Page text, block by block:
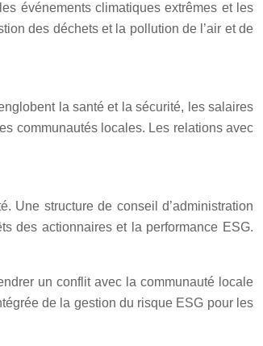
événements climatiques extrêmes et les
des déchets et la pollution de l’air et de
la santé et la sécurité, les salaires
communautés locales. Les relations avec
Une structure de conseil d’administration
des actionnaires et la performance ESG.
un conflit avec la communauté locale
de la gestion du risque ESG pour les